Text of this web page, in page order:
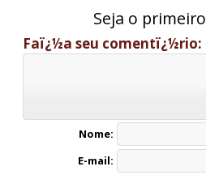
Seja o
Faï¿½a seu comentï¿½rio:
Nome:
E-mail: